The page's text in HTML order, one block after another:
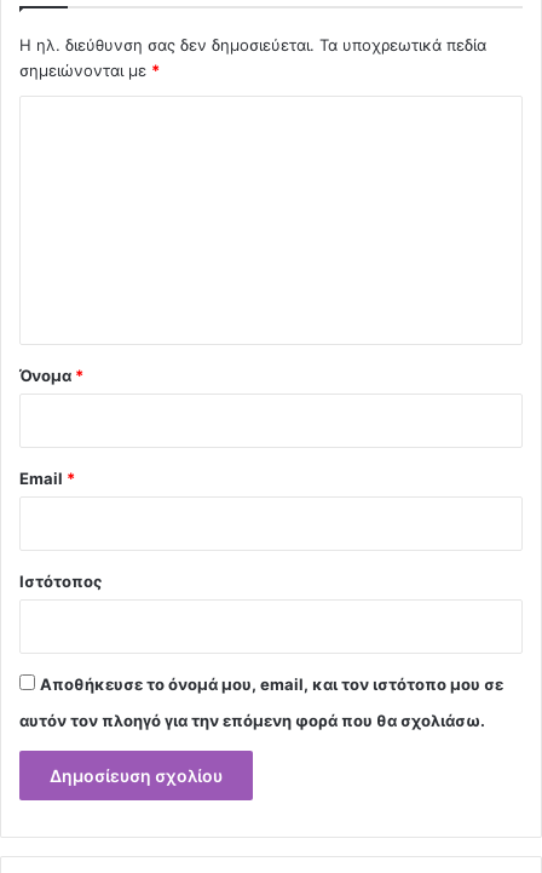
Η ηλ. διεύθυνση σας δεν δημοσιεύεται. Τα υποχρεωτικά πεδία
σημειώνονται με *
Όνομα *
Email *
Ιστότοπος
Αποθήκευσε το όνομά μου, email, και τον ιστότοπο μου σε
αυτόν τον πλοηγό για την επόμενη φορά που θα σχολιάσω.